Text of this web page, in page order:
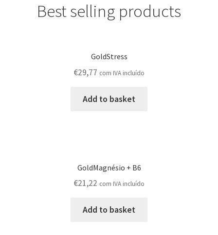
Best selling products
GoldStress
€29,77 com IVA incluído
Add to basket
GoldMagnésio + B6
€21,22 com IVA incluído
Add to basket